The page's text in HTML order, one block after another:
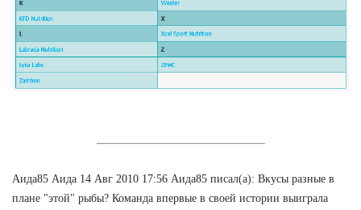
Аида85 Аида 14 Авг 2010 17:56 Аида85 писал(а): Вкусы разные в
плане "этой" рыбы? Команда впервые в своей истории выиграла